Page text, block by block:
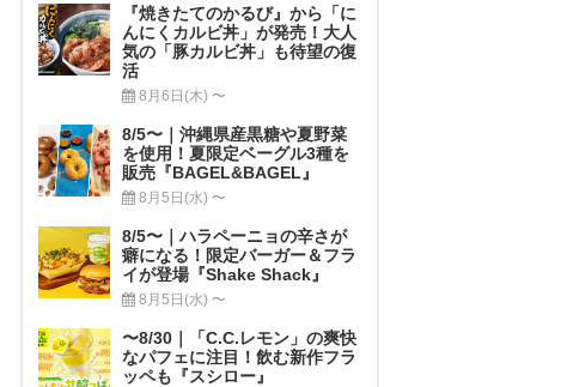
『焼きたてのかるび』から「に
んにくカルビ丼」が発売！大人
気の「豚カルビ丼」も待望の復
活
8月6日(木) 〜
8/5〜｜沖縄県産黒糖や夏野菜
を使用！夏限定ベーグル3種を
販売『BAGEL&BAGEL』
8月5日(水) 〜
8/5〜｜ハラペーニョの辛さが
癖になる！限定バーガー＆フラ
イが登場『Shake Shack』
8月5日(水) 〜
〜8/30｜「C.C.レモン」の爽快
なパフェに注目！飲む新作フラ
ッペも『スシロー』